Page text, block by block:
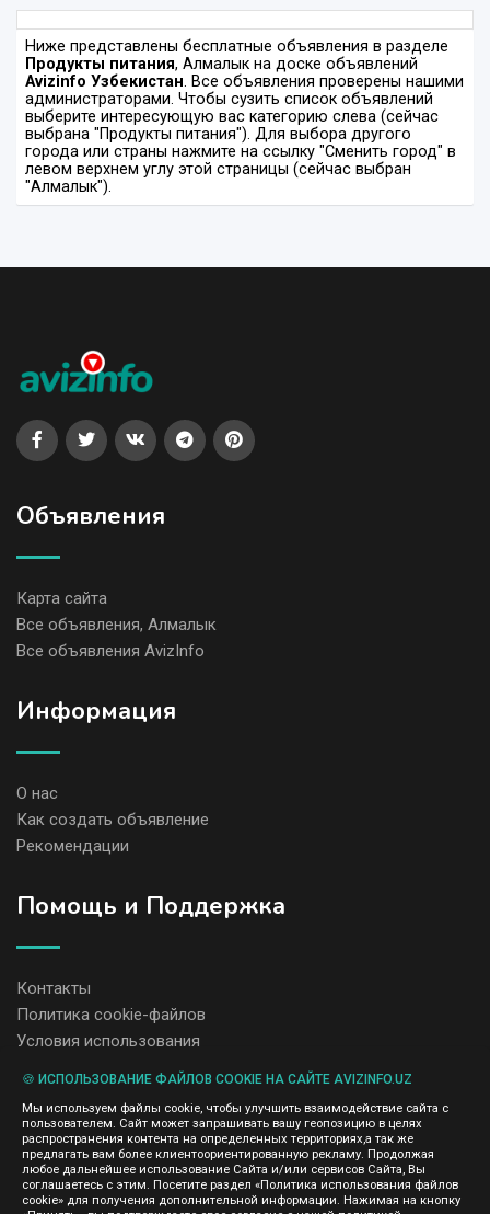
Ниже представлены бесплатные объявления в разделе
Продукты питания, Алмалык на доске объявлений
Avizinfo Узбекистан. Все объявления проверены нашими
администраторами. Чтобы сузить список объявлений
выберите интересующую вас категорию слева (сейчас
выбрана "Продукты питания"). Для выбора другого
города или страны нажмите на ссылку "Сменить город" в
левом верхнем углу этой страницы (сейчас выбран
"Алмалык").
Объявления
Карта сайта
Все объявления, Алмалык
Все объявления AvizInfo
Информация
О нас
Как создать объявление
Рекомендации
Помощь и Поддержка
Контакты
Политика cookie-файлов
Условия использования
содержание размещенных объявлений.
Мы ценим конфиденциальность наших пользователей. Мы не
передаем и не продаем личную информацию зарегистрированных
пользователей AvizInfo.uz третьим лицам. Мы не отвечаем за
правила конфиденциальности сайтов на которые ссылается
AvizInfo.uz. На некоторых страницах нашего сайта представлена
🍪 ИСПОЛЬЗОВАНИЕ ФАЙЛОВ COOKIE НА САЙТЕ AVIZINFO.UZ
Мы используем файлы cookie, чтобы улучшить взаимодействие сайта с
пользователем. Сайт может запрашивать вашу геопозицию в целях
распространения контента на определенных территориях,а так же
предлагать вам более клиентоориентированную рекламу. Продолжая
любое дальнейшее использование Сайта и/или сервисов Сайта, Вы
соглашаетесь с этим. Посетите раздел «Политика использования файлов
cookie» для получения дополнительной информации. Нажимая на кнопку